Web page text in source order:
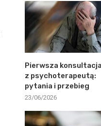
Pierwsza konsultacja
z psychoterapeutą:
pytania i przebieg
23/06/2026